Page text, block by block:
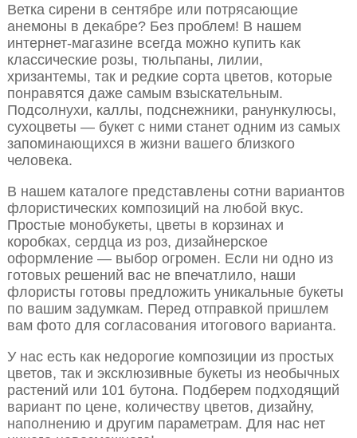
Ветка сирени в сентябре или потрясающие
анемоны в декабре? Без проблем! В нашем
интернет-магазине всегда можно купить как
классические розы, тюльпаны, лилии,
хризантемы, так и редкие сорта цветов, которые
понравятся даже самым взыскательным.
Подсолнухи, каллы, подснежники, ранункулюсы,
сухоцветы — букет с ними станет одним из самых
запоминающихся в жизни вашего близкого
человека.
В нашем каталоге представлены сотни вариантов
флористических композиций на любой вкус.
Простые монобукеты, цветы в корзинах и
коробках, сердца из роз, дизайнерское
оформление — выбор огромен. Если ни одно из
готовых решений вас не впечатлило, наши
флористы готовы предложить уникальные букеты
по вашим задумкам. Перед отправкой пришлем
вам фото для согласования итогового варианта.
У нас есть как недорогие композиции из простых
цветов, так и эксклюзивные букеты из необычных
растений или 101 бутона. Подберем подходящий
вариант по цене, количеству цветов, дизайну,
наполнению и другим параметрам. Для нас нет